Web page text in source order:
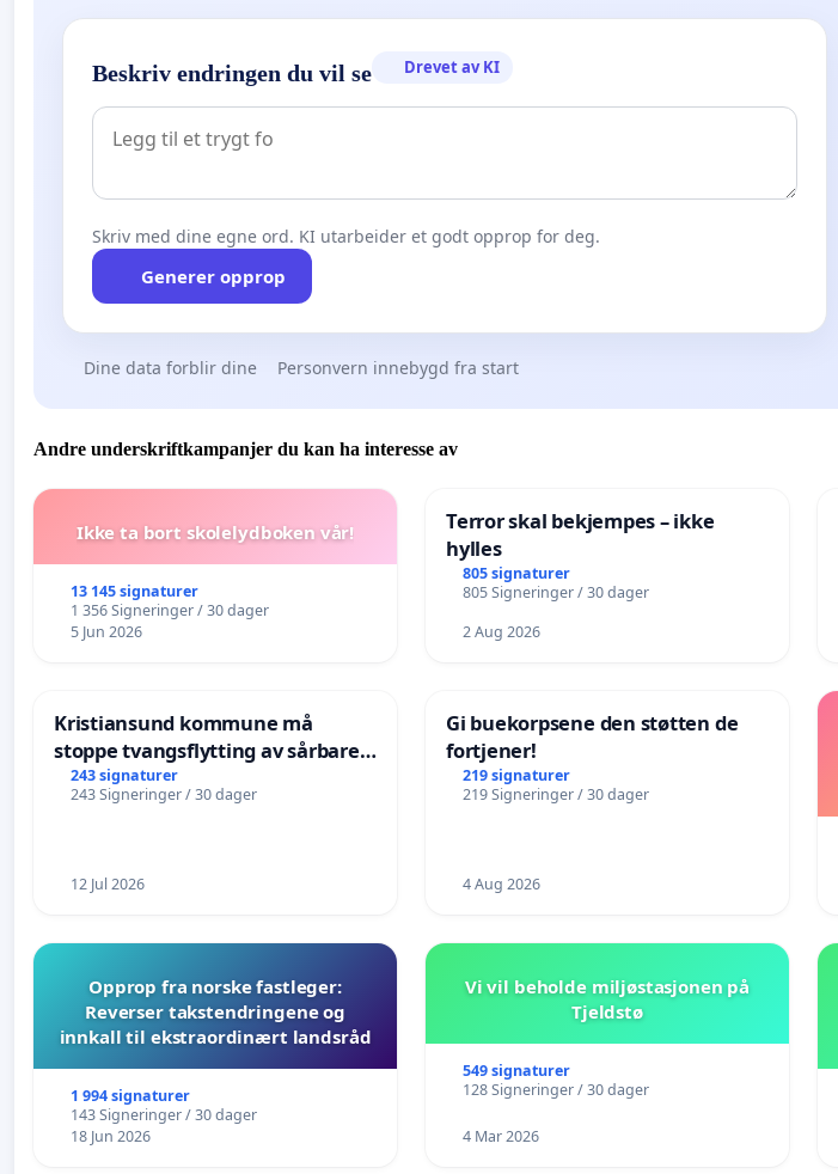
Beskriv endringen du vil se Drevet av KI
Skriv med dine egne ord. KI utarbeider et godt opprop for deg.
Generer opprop
Dine data forblir dine Personvern innebygd fra start
Andre underskriftkampanjer du kan ha interesse av
Ikke ta bort skolelydboken vår!
13 145 signaturer
1 356 Signeringer / 30 dager
5 Jun 2026
Terror skal bekjempes – ikke
hylles
805 signaturer
805 Signeringer / 30 dager
2 Aug 2026
Kristiansund kommune må
stoppe tvangsflytting av sårbare
eldre
243 signaturer
243 Signeringer / 30 dager
12 Jul 2026
Gi buekorpsene den støtten de
fortjener!
219 signaturer
219 Signeringer / 30 dager
4 Aug 2026
Opprop fra norske fastleger:
Reverser takstendringene og
innkall til ekstraordinært landsråd
1 994 signaturer
143 Signeringer / 30 dager
18 Jun 2026
Vi vil beholde miljøstasjonen på
Tjeldstø
549 signaturer
128 Signeringer / 30 dager
4 Mar 2026